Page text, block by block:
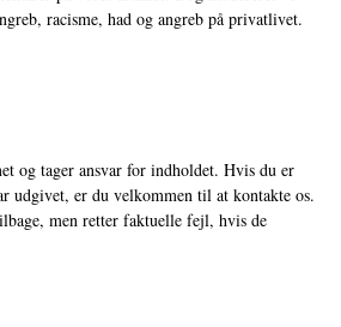
racisme, had og angreb på privatlivet.
og tager ansvar for indholdet. Hvis du er
udgivet, er du velkommen til at kontakte os.
men retter faktuelle fejl, hvis de